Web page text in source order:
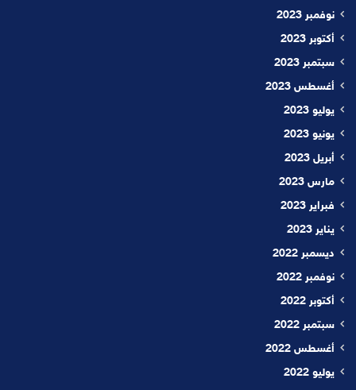
نوفمبر 2023
أكتوبر 2023
سبتمبر 2023
أغسطس 2023
يوليو 2023
يونيو 2023
أبريل 2023
مارس 2023
فبراير 2023
يناير 2023
ديسمبر 2022
نوفمبر 2022
أكتوبر 2022
سبتمبر 2022
أغسطس 2022
يوليو 2022